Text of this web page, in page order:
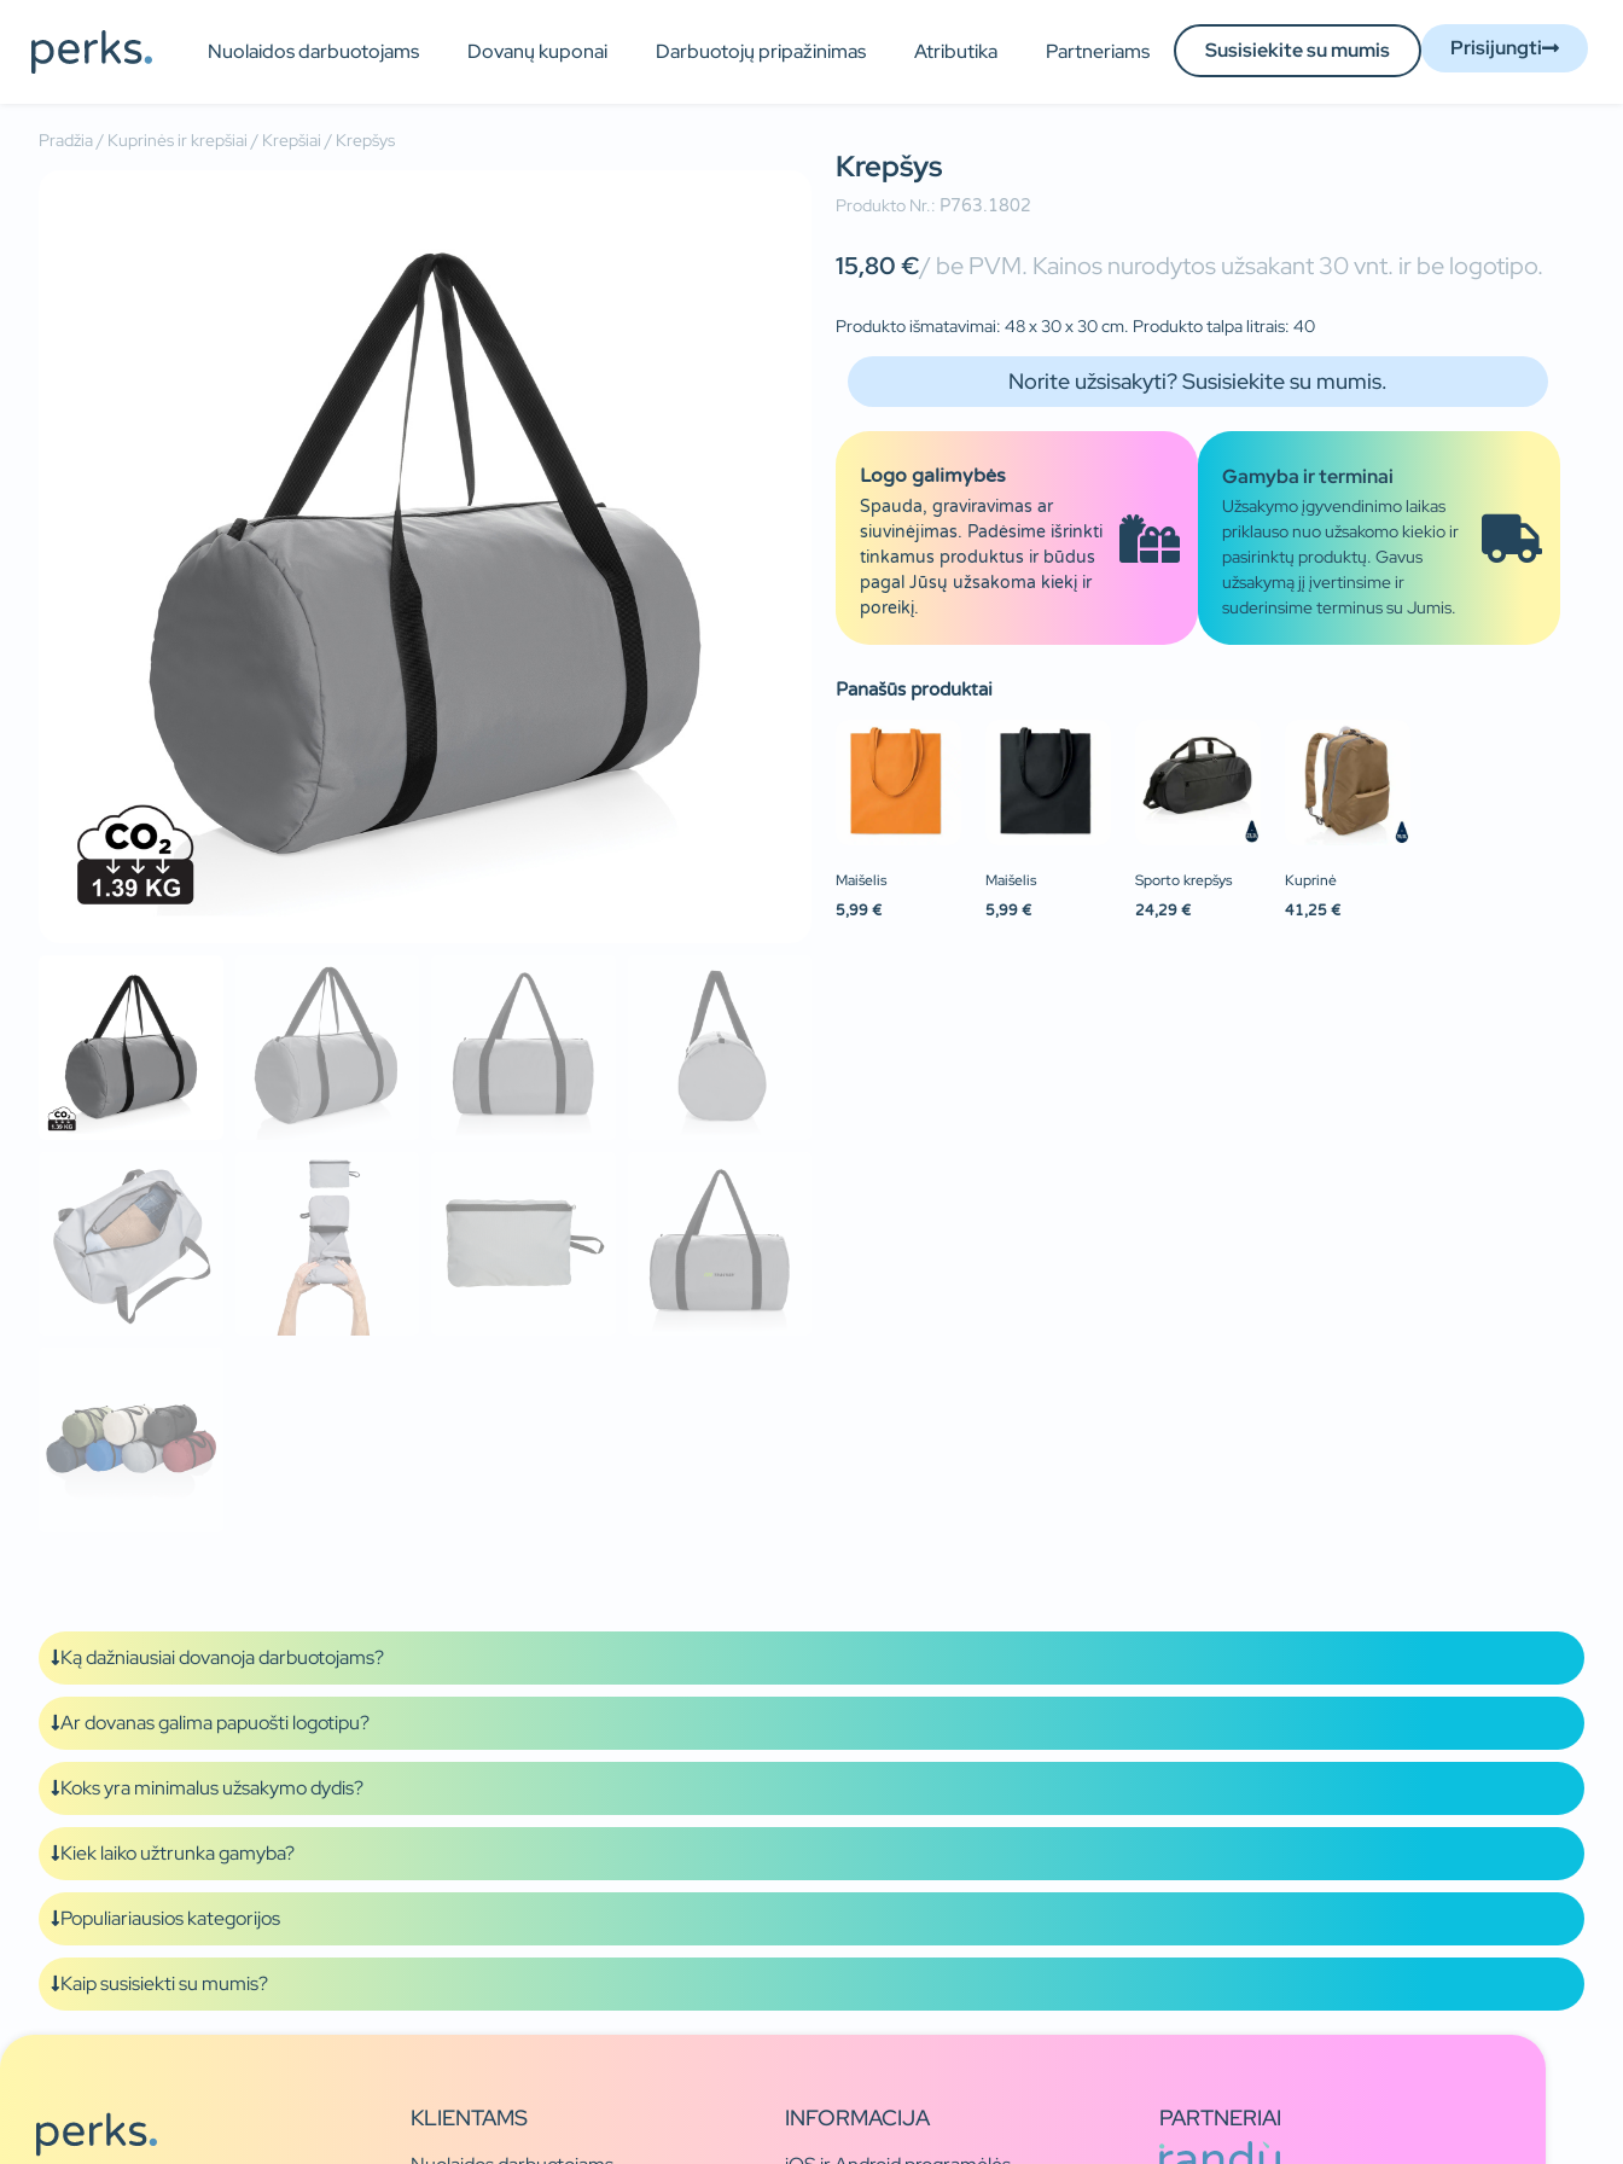
Nuolaidos darbuotojams Dovanų kuponai Darbuotojų pripažinimas Atributika Partneriams Susisiekite su mumis Prisijungti
Pradžia/ Kuprinės ir krepšiai / Krepšiai / Krepšys
Krepšys
Produkto Nr.: P763.1802
15,80€/ be PVM. Kainos nurodytos užsakant 30 vnt. ir be logotipo.
Produkto išmatavimai: 48 x 30 x 30 cm. Produkto talpa litrais: 40
Norite užsisakyti? Susisiekite su mumis.
Logo galimybės
Spauda, graviravimas ar
siuvinėjimas. Padėsime išrinkti
tinkamus produktus ir būdus
pagal Jūsų užsakoma kiekį ir
poreikį.
Gamyba ir terminai
Užsakymo įgyvendinimo laikas
priklauso nuo užsakomo kiekio ir
pasirinktų produktų. Gavus
užsakymą jį įvertinsime ir
suderinsime terminus su Jumis.
Panašūs produktai
Maišelis
5,99 €
Maišelis
5,99 €
Sporto krepšys
24,29 €
Kuprinė
41,25 €
Ką dažniausiai dovanoja darbuotojams?
Ar dovanas galima papuošti logotipu?
Koks yra minimalus užsakymo dydis?
Kiek laiko užtrunka gamyba?
Populiariausios kategorijos
Kaip susisiekti su mumis?
KLIENTAMS INFORMACIJA PARTNERIAI